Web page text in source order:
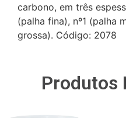
carbono, em três
(palha fina), nº1 (palha
grossa). Código: 2078
Produtos